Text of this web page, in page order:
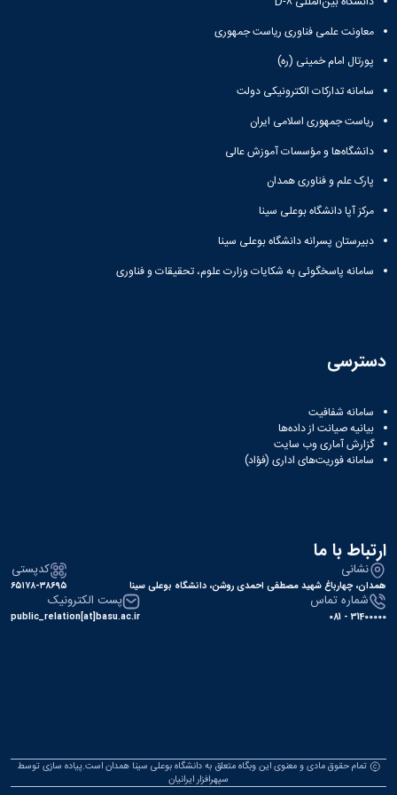
انتشارات
دانشگاه
نشر
کتب
علمی
فصلنامه
معاونت
پژوهش
فناوری
معاونت علمی فناوری ریاست جمهوری
پورتال امام خمینی (ره)
سامانه تدارکات الکترونیکی دولت
ریاست جمهوری اسلامی ایران
دانشگاه‌ها و مؤسسات آموزش عالی
پارک علم و فناوری همدان
مرکز آپا دانشگاه بوعلی سینا
دبیرستان پسرانه دانشگاه بوعلی سینا
سامانه پاسخگوئی به شکایات وزارت علوم، تحقیقات و فناوری
دسترسی
سامانه شفافیت
بیانیه صیانت از داده‌ها
گزارش آماری وب‌ سایت
سامانه فوریت‌های اداری (فؤاد)
ارتباط با ما
نشانی
همدان، چهارباغ شهید مصطفی احمدی روشن، دانشگاه بوعلی سینا
کدپستی
۶۵۱۷۸-۳۸۶۹۵
شماره تماس
31400000 - 081
پست الکترونیک
public_relation[at]basu.ac.ir
تمام حقوق مادی و معنوی این وبگاه متعلق به دانشگاه بوعلی سینا همدان است.پیاده سازی توسط
سپهرافزار ایرانیان